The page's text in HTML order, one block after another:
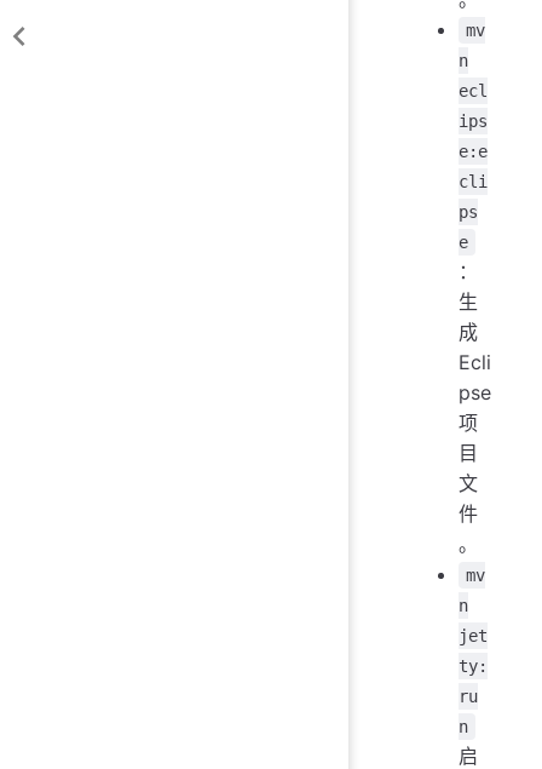
mv
n
ecl
ips
e:e
cli
ps
e
：
生
成
Ecli
pse
项
目
文
件
。
mv
n
jet
ty:
ru
n
启